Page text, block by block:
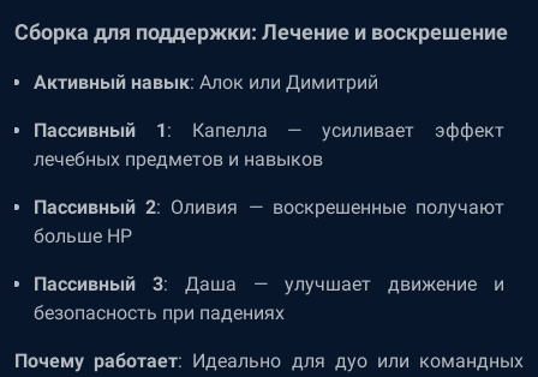
Сборка для поддержки: Лечение и воскрешение
Активный навык: Алок или Димитрий
Пассивный 1: Капелла — усиливает эффект
лечебных предметов и навыков
Пассивный 2: Оливия — воскрешенные получают
больше HP
Пассивный 3: Даша — улучшает движение и
безопасность при падениях
Почему работает: Идеально для дуо или командных